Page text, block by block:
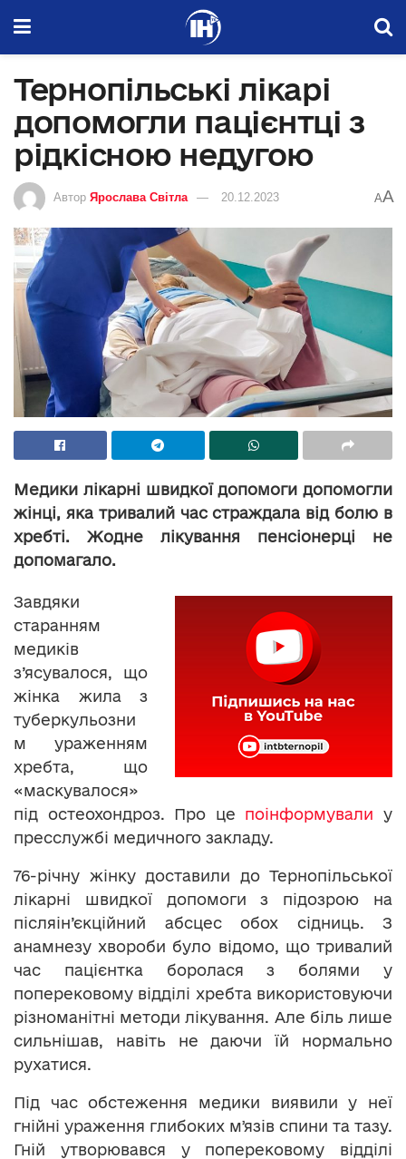
Тернопільські лікарі
допомогли пацієнтці з
рідкісною недугою
Автор Ярослава Світла 20.12.2023 AA
Медики лікарні швидкої допомоги допомогли
жінці, яка тривалий час страждала від болю в
хребті. Жодне лікування пенсіонерці не
допомагало.
Завдяки
старанням
медиків
з’ясувалося, що
жінка жила з
туберкульозни
м ураженням
хребта, що
«маскувалося»
під остеохондроз. Про це поінформували у
пресслужбі медичного закладу.
76-річну жінку доставили до Тернопільської
лікарні швидкої допомоги з підозрою на
післяін’єкційний абсцес обох сідниць. З
анамнезу хвороби було відомо, що тривалий
час пацієнтка боролася з болями у
поперековому відділі хребта використовуючи
різноманітні методи лікування. Але біль лише
сильнішав, навіть не даючи їй нормально
рухатися.
Під час обстеження медики виявили у неї
гнійні ураження глибоких мʼязів спини та тазу.
Гній утворювався у поперековому відділі